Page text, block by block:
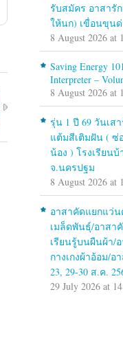
รับสมัคร อาสารั
ให้นก) เขื่อนขุน
8 August 2026 at
Saving Energy
Interpreter –
8 August 2026 at
รุ่น 1 ปี 69 วันเส
แต้มสีเติมฝัน ( ซ่
น้อง ) โรงเรียน
จ.นครปฐม
8 August 2026 at
อาสาคัดแยกแว่
เมล็ดพันธุ์/อาสา
เรียนรู้บนผืนผ้า/
กางเกงผ้าอ้อม/
23, 29-30 ส.ค.
29 July 2026 at